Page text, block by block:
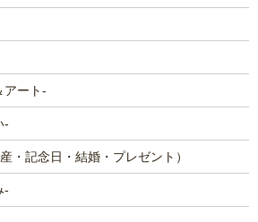
アート-
-
・記念日・結婚・プレゼント）
-